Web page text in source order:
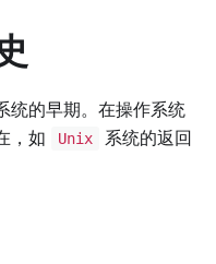
统的早期。在操作系统
，如
Unix
系统的返回